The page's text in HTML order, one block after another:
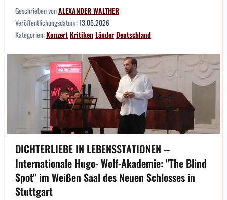
Geschrieben vonALEXANDER WALTHER
Veröffentlichungsdatum:13.06.2026
Kategorien:KonzertKritikenLänderDeutschland
DICHTERLIEBE IN LEBENSSTATIONEN --
Internationale Hugo- Wolf-Akademie: "The Blind
Spot" im Weißen Saal des Neuen Schlosses in
Stuttgart